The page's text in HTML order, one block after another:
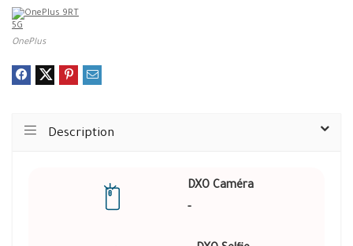
OnePlus
Description
DXO Caméra
-